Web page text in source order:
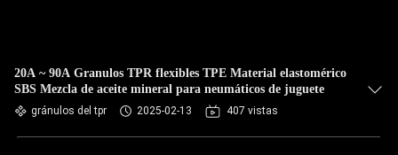
20A ~ 90A Granulos TPR flexibles TPE Material elastomérico
SBS Mezcla de aceite mineral para neumáticos de juguete
gránulos del tpr 2025-02-13 407 vistas